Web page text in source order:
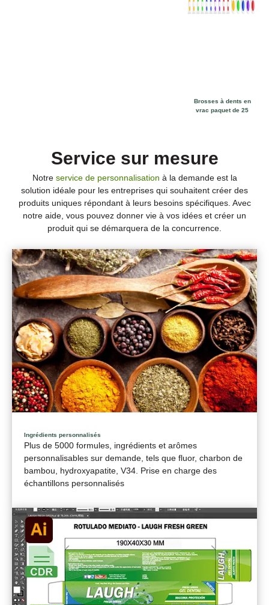
Brosses à dents en
vrac paquet de 25
Service sur mesure
Notre service de personnalisation à la demande est la
solution idéale pour les entreprises qui souhaitent créer des
produits uniques répondant à leurs besoins spécifiques. Avec
notre aide, vous pouvez donner vie à vos idées et créer un
produit qui se démarquera de la concurrence.
Ingrédients personnalisés
Plus de 5000 formules, ingrédients et arômes
personnalisables sur demande, tels que fluor, charbon de
bambou, hydroxyapatite, V34. Prise en charge des
échantillons personnalisés